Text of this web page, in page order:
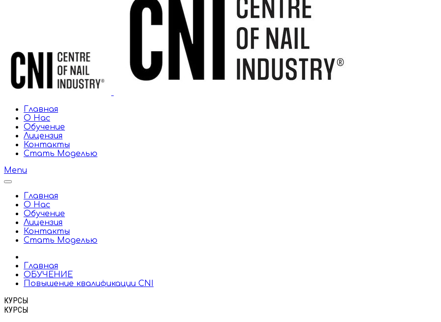
Главная
О Нас
Обучение
Лицензия
Контакты
Стать Моделью
Menu
Главная
О Нас
Обучение
Лицензия
Контакты
Стать Моделью
Главная
ОБУЧЕНИЕ
Повышение квалификации CNI
КУРСЫ
КУРСЫ